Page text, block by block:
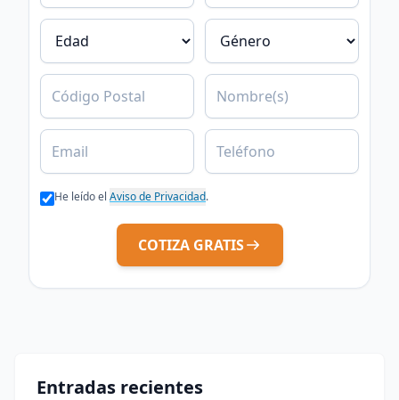
Edad Género
C.P. Nombre
Email Teléfono
He leído el Aviso de Privacidad.
COTIZA GRATIS
Entradas recientes